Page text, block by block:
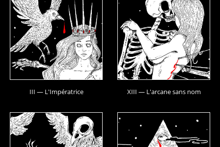
III — L'Impératrice XIII — L'arcane sans nom